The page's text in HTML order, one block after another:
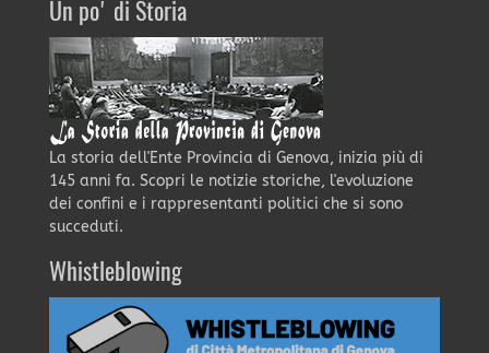
Un po' di Storia
La storia dell'Ente Provincia di Genova, inizia più di
145 anni fa. Scopri le notizie storiche, l'evoluzione
dei confini e i rappresentanti politici che si sono
succeduti.
Whistleblowing